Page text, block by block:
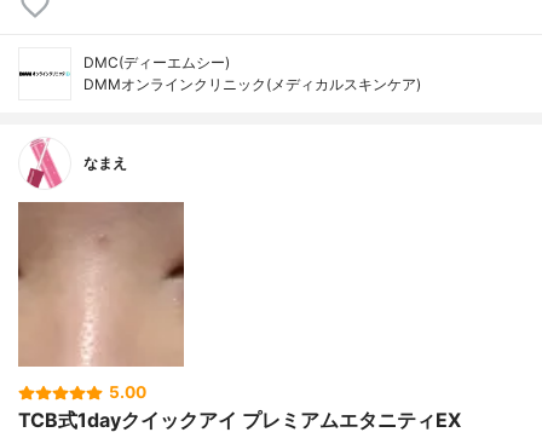
DMC(ディーエムシー)
DMMオンラインクリニック(メディカルスキンケア)
なまえ
5.00
TCB式1dayクイックアイ プレミアムエタニティEX